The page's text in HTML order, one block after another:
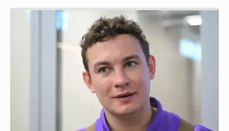
Никита Кологривый высказался насчёт